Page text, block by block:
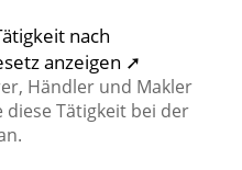
nach
anzeigen ➚
Händler und Makler
diese Tätigkeit bei der